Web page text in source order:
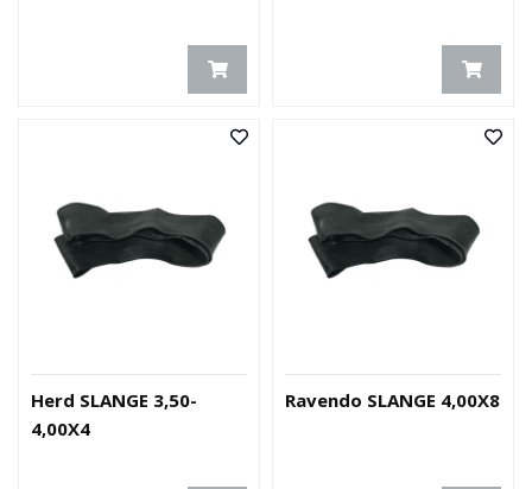
Herd SLANGE 3,50-
4,00X4
Ravendo SLANGE 4,00X8